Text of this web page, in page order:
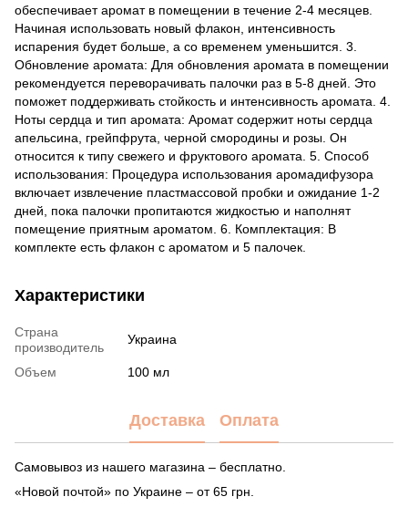
обеспечивает аромат в помещении в течение 2-4 месяцев.
Начиная использовать новый флакон, интенсивность
испарения будет больше, а со временем уменьшится. 3.
Обновление аромата: Для обновления аромата в помещении
рекомендуется переворачивать палочки раз в 5-8 дней. Это
поможет поддерживать стойкость и интенсивность аромата. 4.
Ноты сердца и тип аромата: Аромат содержит ноты сердца
апельсина, грейпфрута, черной смородины и розы. Он
относится к типу свежего и фруктового аромата. 5. Способ
использования: Процедура использования аромадифузора
включает извлечение пластмассовой пробки и ожидание 1-2
дней, пока палочки пропитаются жидкостью и наполнят
помещение приятным ароматом. 6. Комплектация: В
комплекте есть флакон с ароматом и 5 палочек.
Характеристики
Страна
производитель
Украина
Объем 100 мл
Доставка Оплата
Самовывоз из нашего магазина – бесплатно.
«Новой почтой» по Украине – от 65 грн.